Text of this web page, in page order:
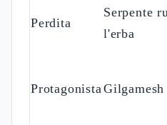
Perdita
Serpente
l'erba
ProtagonistaGilgamesh